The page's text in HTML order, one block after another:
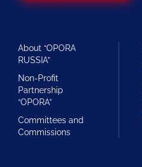
About “OPORA
RUSSIA”
Non-Profit
Partnership
“OPORA”
Committees and
Commissions